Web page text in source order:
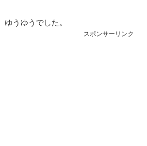
ゆうゆうでした。
スポンサーリンク